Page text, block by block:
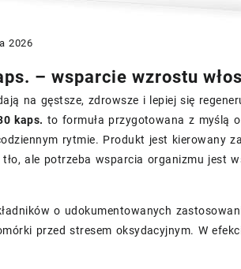
2026
– wsparcie wzrostu
na gęstsze, zdrowsze i lepiej się
kaps. to formuła przygotowana z myślą
rytmie. Produkt jest kierowany
ale potrzeba wsparcia organizmu jest
o udokumentowanych
przed stresem oksydacyjnym. W